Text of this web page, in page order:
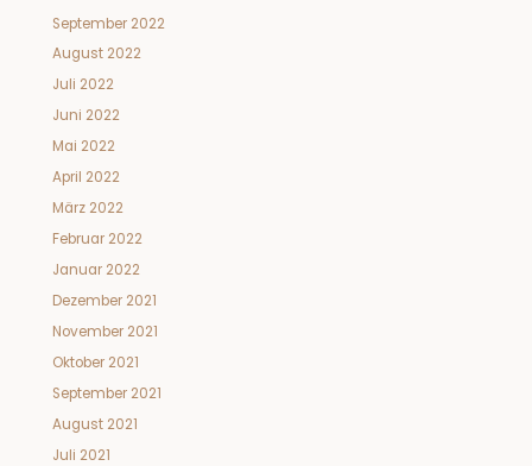
September 2022
August 2022
Juli 2022
Juni 2022
Mai 2022
April 2022
März 2022
Februar 2022
Januar 2022
Dezember 2021
November 2021
Oktober 2021
September 2021
August 2021
Juli 2021